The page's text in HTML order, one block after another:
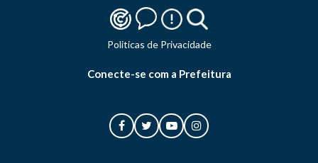
Politicas de Privacidade
Conecte-se com a Prefeitura